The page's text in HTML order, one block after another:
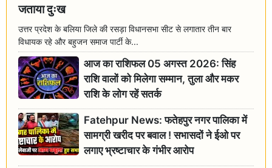
जताया दुःख
उत्तर प्रदेश के बलिया जिले की रसड़ा विधानसभा सीट से लगातार तीन बार
विधायक रहे और बहुजन समाज पार्टी के...
आज का राशिफल 05 अगस्त 2026: सिंह
राशि वालों को मिलेगा सम्मान, तुला और मकर
राशि के लोग रहें सतर्क
Fatehpur News: फतेहपुर नगर पालिका में
सामग्री खरीद पर बवाल ! सभासदों ने ईओ पर
लगाए भ्रष्टाचार के गंभीर आरोप